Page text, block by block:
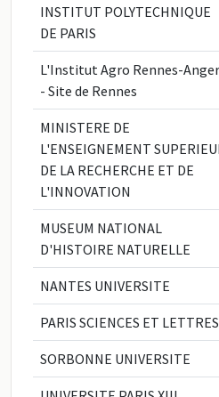
INSTITUT POLYTECHNIQUE
DE PARIS
L'Institut Agro Rennes-
- Site de Rennes
MINISTERE DE
L'ENSEIGNEMENT
DE LA RECHERCHE ET DE
L'INNOVATION
MUSEUM NATIONAL
D'HISTOIRE NATURELLE
NANTES UNIVERSITE
PARIS SCIENCES ET LETTRES
SORBONNE UNIVERSITE